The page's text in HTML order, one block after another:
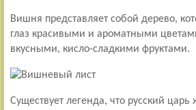
Вишня представляет собой дерево,
глаз красивыми и ароматными
вкусными, кисло-сладкими фруктами.
Существует легенда, что русский